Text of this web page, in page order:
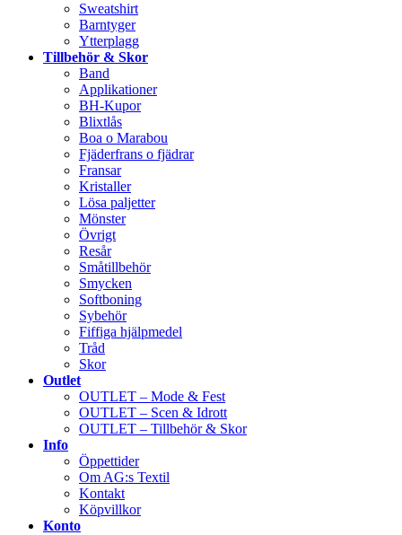
Sweatshirt
Barntyger
Ytterplagg
Tillbehör & Skor
Band
Applikationer
BH-Kupor
Blixtlås
Boa o Marabou
Fjäderfrans o fjädrar
Fransar
Kristaller
Lösa paljetter
Mönster
Övrigt
Resår
Småtillbehör
Smycken
Softboning
Sybehör
Fiffiga hjälpmedel
Tråd
Skor
Outlet
OUTLET – Mode & Fest
OUTLET – Scen & Idrott
OUTLET – Tillbehör & Skor
Info
Öppettider
Om AG:s Textil
Kontakt
Köpvillkor
Konto